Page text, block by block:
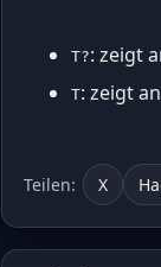
T?: zeigt
T: zeigt
Teilen: X